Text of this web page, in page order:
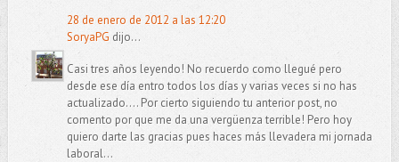
28 de enero de 2012 a las 12:20
SoryaPG dijo...
Casi tres años leyendo! No recuerdo como llegué pero
desde ese día entro todos los días y varias veces si no has
actualizado.... Por cierto siguiendo tu anterior post, no
comento por que me da una vergüenza terrible! Pero hoy
quiero darte las gracias pues haces más llevadera mi jornada
laboral...